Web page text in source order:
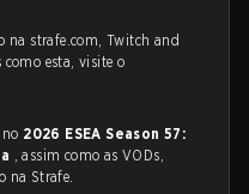
na strafe.com, Twitch and
esta, visite o
2026 ESEA Season 57:
, assim como as VODs,
na Strafe.